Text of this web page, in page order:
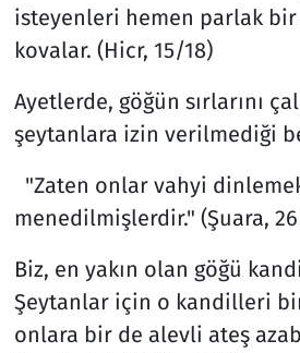
isteyenleri hemen parlak
kovalar. (Hicr, 15/18)
Ayetlerde, göğün sırlarını
şeytanlara izin verilmediği
"Zaten onlar vahyi
menedilmişlerdir." (Şuara,
Biz, en yakın olan göğü
Şeytanlar için o kandilleri
onlara bir de alevli ateş